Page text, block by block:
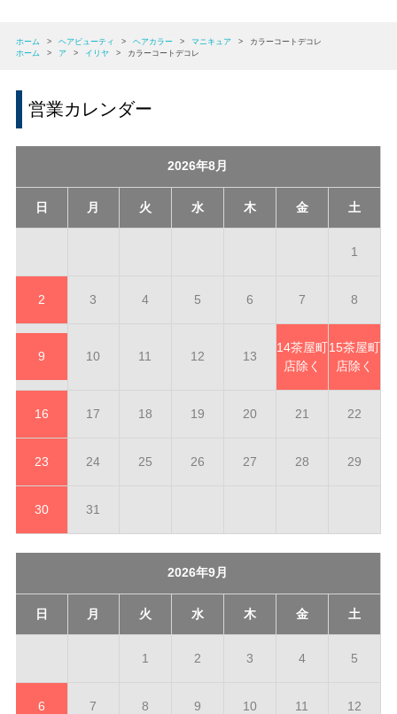
ホーム > ヘアビューティ > ヘアカラー > マニキュア >
カラーコートデコレ
ホーム
> ア > イリヤ > カラーコートデコレ
営業カレンダー
2026年8月
日 月 火 水 木 金 土
1
2 3 4 5 6 7 8
9 10 11 12 13
14茶屋町
店除く
15茶屋町
店除く
16 17 18 19 20 21 22
23 24 25 26 27 28 29
30 31
2026年9月
日 月 火 水 木 金 土
1 2 3 4 5
6 7 8 9 10 11 12